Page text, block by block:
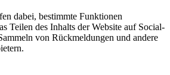
dabei, bestimmte Funktionen
Teilen des Inhalts der Website auf Social-
von Rückmeldungen und andere